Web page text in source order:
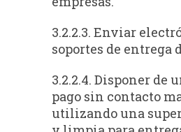
3.2.2.3. Enviar
soportes de entrega
3.2.2.4. Disponer de
pago sin contacto
utilizando una